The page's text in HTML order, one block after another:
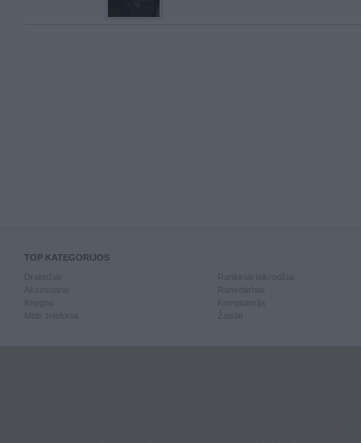
TOP KATEGORIJOS
Knygos
Mob. telefonai
Kompiuterija
Žaislai